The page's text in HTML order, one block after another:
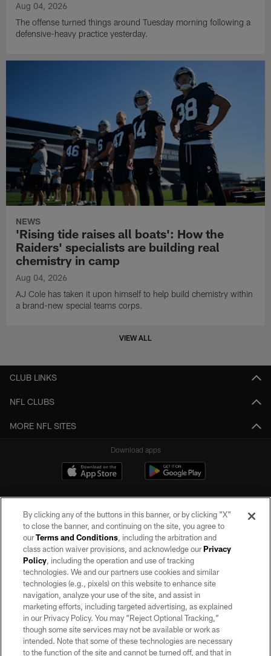
Aug 04, 2026
The offense turned things around Tuesday morning following a
defensive-heavy practice yesterday.
NEWS
'Rising tide raises all boats': How the
Raiders' specialists are building real
chemistry in camp
Aug 04, 2026
AJ Cole has taken it upon himself to help build chemistry within
a brand-new special teams corps.
VIEW ALL
CLUB LINKS
NFL CLUBS
MORE NFL SITES
Download apps
©2026 by the Las Vegas Raiders. All rights reserved. No portion of this site
may be reproduced without the express written permission of the Las Vegas
Raiders.
PRIVACY POLICY
TERMS OF SERVICE
ACCESSIBILITY
By clicking any of the buttons in this banner, or by clicking "X"
to close the banner, and continuing on the site, you agree to
ourTerms and Conditions, including the arbitration and
class action waiver provisions, and acknowledge ourPrivacy
Policy, including the operation and use of tracking
technologies. We and our partners use cookies and similar
technologies (e.g., pixels) on this website to enhance site
navigation, analyze your use of the site, and assist in
marketing efforts, including targeted advertising, as explained
in our Privacy Policy. You may “Reject Optional Tracking,”
though some site services may not be available or work as
intended. Note that some of these technologies are necessary
to the function of the site and cannot be turned off, and that in